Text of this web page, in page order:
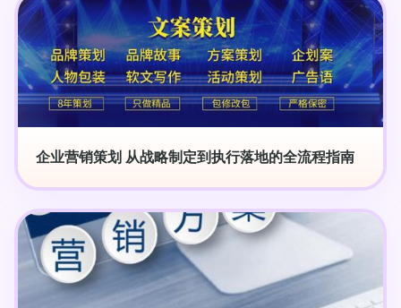
企业营销策划 从战略制定到执行落地的全流程指南